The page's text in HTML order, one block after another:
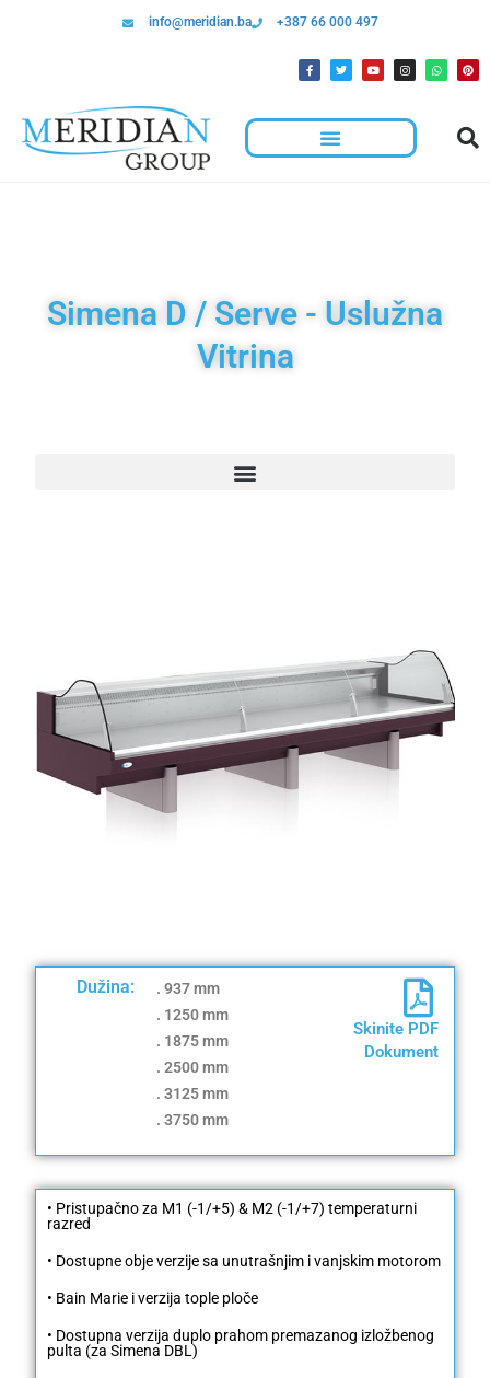
info@meridian.ba +387 66 000 497
Simena D / Serve - Uslužna
Vitrina
Dužina:
. 937 mm
. 1250 mm
. 1875 mm
. ​​2500 mm
. ​​3125 mm
. 3750 mm
Skinite PDF
Dokument
• Pristupačno za M1 (-1/+5) & M2 (-1/+7) temperaturni
razred
• Dostupne obje verzije sa unutrašnjim i vanjskim motorom
• Bain Marie i verzija tople ploče
• Dostupna verzija duplo prahom premazanog izložbenog
pulta (za Simena DBL)